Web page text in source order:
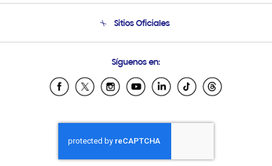
Condiciones de Compra
Soporte vía eMail
Sitios Oficiales
Samsung Ecuador
Samsung El Salvador
Samsung Honduras
Samsung Nicaragua
Síguenos en: